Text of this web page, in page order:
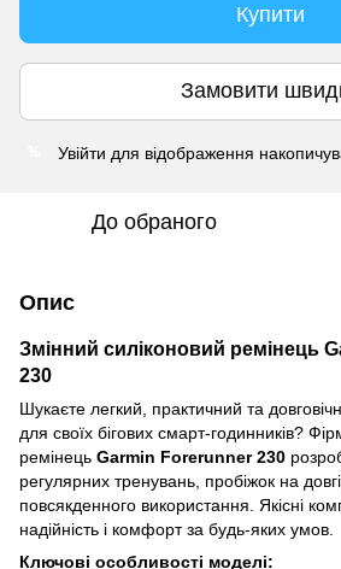
Купити
Замовити
Увійти для відображення
До обраного
Опис
Змінний силіконовий ремінець
230
Шукаєте легкий, практичний та
для своїх бігових смарт-годинників?
ремінець Garmin Forerunner 230
регулярних тренувань, пробіжок на довгі
повсякденного використання. Якісні
надійність і комфорт за будь-яких умов.
Ключові особливості моделі: